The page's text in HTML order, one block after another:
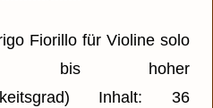
Fiorillo für Violine solo
bis hoher
Inhalt: 36